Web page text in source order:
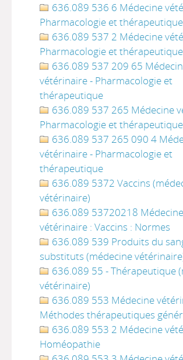
636.089 536 6 Médecine
Pharmacologie et thérapeutique
636.089 537 2 Médecine
Pharmacologie et thérapeutique
636.089 537 209 65
vétérinaire - Pharmacologie et
thérapeutique
636.089 537 265 Médecine
Pharmacologie et thérapeutique
636.089 537 265 090 4
vétérinaire - Pharmacologie et
thérapeutique
636.089 5372 Vaccins
vétérinaire)
636.089 53720218 Médecine
vétérinaire : Vaccins : Normes
636.089 539 Produits du
substituts (médecine
636.089 55 - Thérapeutique
vétérinaire)
636.089 553 Médecine
Méthodes thérapeutiques
636.089 553 2 Médecine
Homéopathie